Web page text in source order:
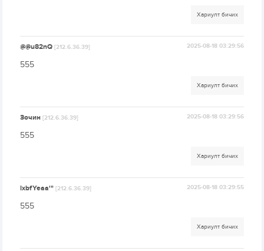
Хариулт бичих
@@u82nQ[212.6.36.39] 2025-08-18 03:29:56
555
Хариулт бичих
Зочин[212.6.36.39] 2025-08-18 03:29:56
555
Хариулт бичих
lxbfYeaa'"[212.6.36.39] 2025-08-18 03:29:55
555
Хариулт бичих